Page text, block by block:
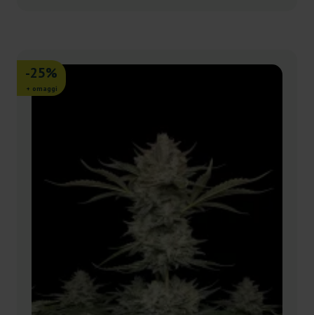
-25%
+ omaggi